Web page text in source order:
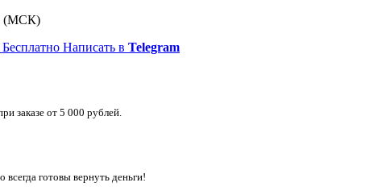
(МСК)
Бесплатно Написать в Telegram
заказе от 5 000 рублей.
готовы вернуть деньги!